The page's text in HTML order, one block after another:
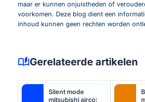
maar er kunnen onjuistheden of
voorkomen. Deze blog dient een
inhoud kunnen geen rechten worden
auto_storiesGerelateerde artikelen
Silent mode
mitsubishi airco: